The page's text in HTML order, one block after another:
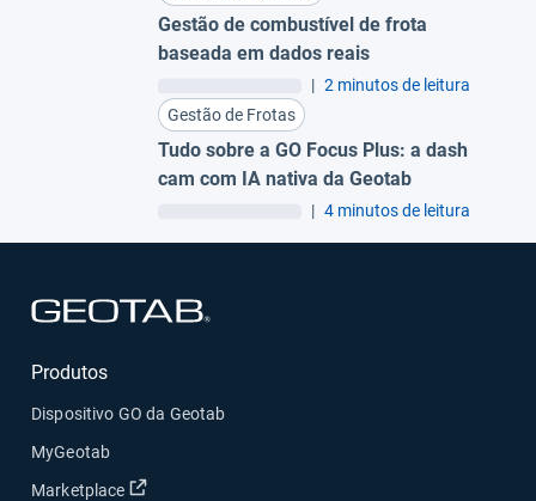
Gestão de combustível de frota
baseada em dados reais
| 2 minutos de leitura
Gestão de Frotas
Tudo sobre a GO Focus Plus: a dash
cam com IA nativa da Geotab
| 4 minutos de leitura
Produtos
Dispositivo GO da Geotab
MyGeotab
Marketplace
Abrir em uma nova janela